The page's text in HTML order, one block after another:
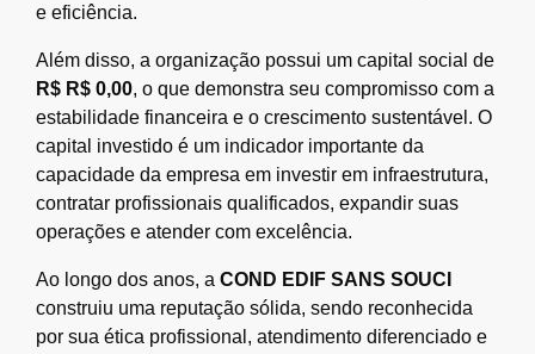
e eficiência.
Além disso, a organização possui um capital social de
R$ R$ 0,00, o que demonstra seu compromisso com a
estabilidade financeira e o crescimento sustentável. O
capital investido é um indicador importante da
capacidade da empresa em investir em infraestrutura,
contratar profissionais qualificados, expandir suas
operações e atender com excelência.
Ao longo dos anos, a COND EDIF SANS SOUCI
construiu uma reputação sólida, sendo reconhecida
por sua ética profissional, atendimento diferenciado e